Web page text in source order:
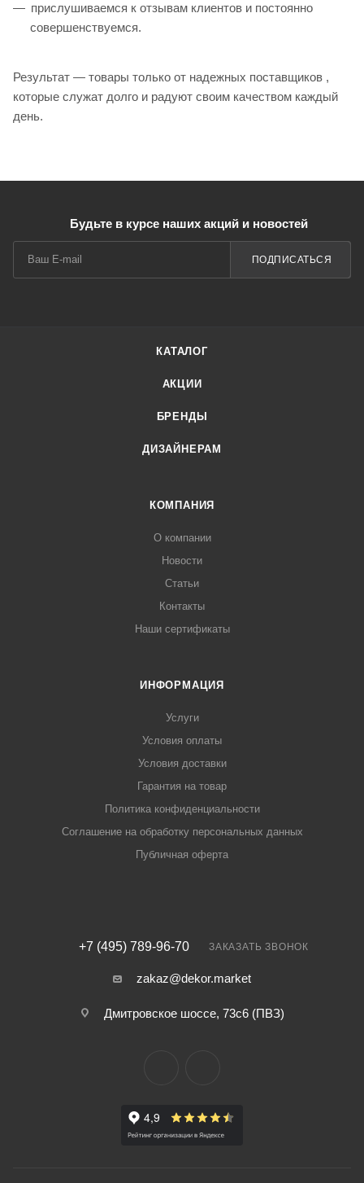
прислушиваемся к отзывам клиентов и постоянно
совершенствуемся.
Результат — товары только от надежных поставщиков ,
которые служат долго и радуют своим качеством каждый
день.
Будьте в курсе наших акций и новостей
ПОДПИСАТЬСЯ
КАТАЛОГ
АКЦИИ
БРЕНДЫ
ДИЗАЙНЕРАМ
КОМПАНИЯ
О компании
Новости
Статьи
Контакты
Наши сертификаты
ИНФОРМАЦИЯ
Услуги
Условия оплаты
Условия доставки
Гарантия на товар
Политика конфиденциальности
Соглашение на обработку персональных данных
Публичная оферта
+7 (495) 789-96-70 ЗАКАЗАТЬ ЗВОНОК
zakaz@dekor.market
Дмитровское шоссе, 73с6 (ПВЗ)